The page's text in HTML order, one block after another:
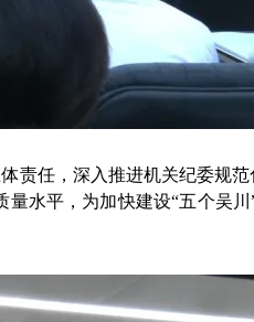
责任，深入推进机关纪委规范
水平，为加快建设“五个吴川